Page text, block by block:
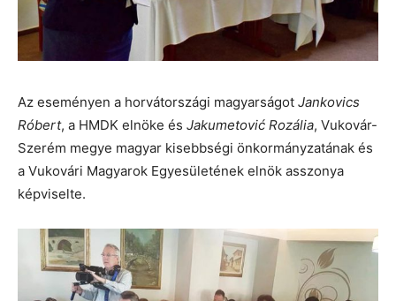
Az eseményen a horvátországi magyarságot Jankovics
Róbert, a HMDK elnöke és Jakumetović Rozália, Vukovár-
Szerém megye magyar kisebbségi önkormányzatának és
a Vukovári Magyarok Egyesületének elnök asszonya
képviselte.